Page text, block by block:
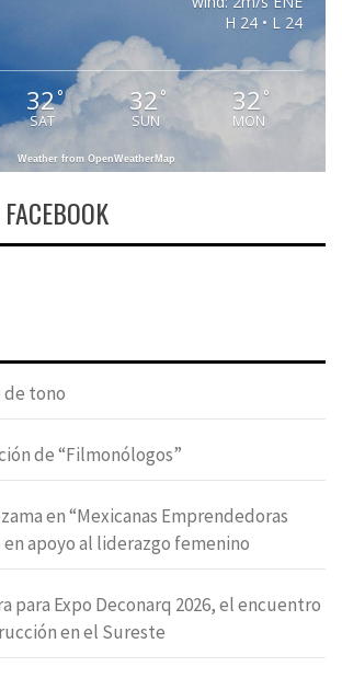
H 24 • L 24
32°
SAT
32 °
SUN
32 °
MON
Weather from OpenWeatherMap
de tono
de “Filmonólogos”
en “Mexicanas Emprendedoras
en apoyo al liderazgo femenino
para Expo Deconarq 2026, el encuentro
en el Sureste